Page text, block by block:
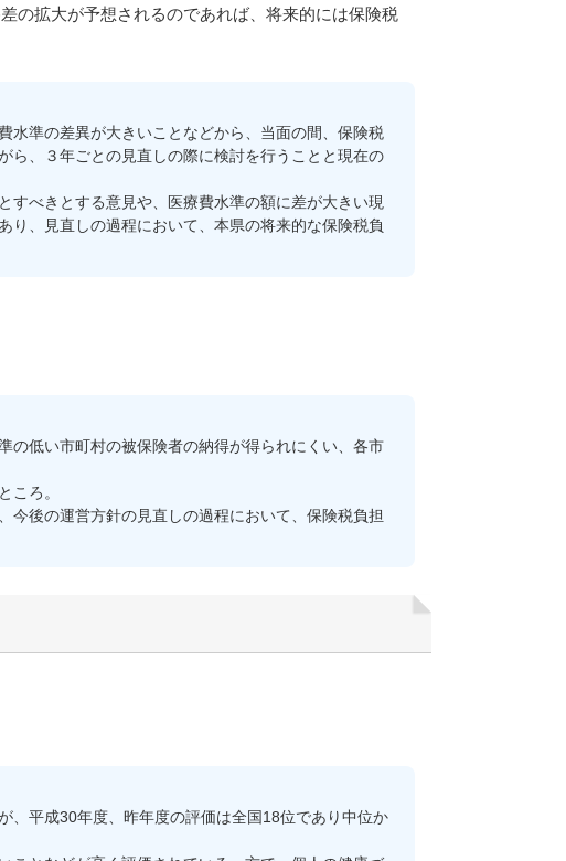
の拡大が予想されるのであれば、将来的には保険税
準の差異が大きいことなどから、当面の間、保険税
ら、３年ごとの見直しの際に検討を行うことと現在の
べきとする意見や、医療費水準の額に差が大きい現
り、見直しの過程において、本県の将来的な保険税負
低い市町村の被保険者の納得が得られにくい、各市
ころ。
後の運営方針の見直しの過程において、保険税負担
平成30年度、昨年度の評価は全国18位であり中位か